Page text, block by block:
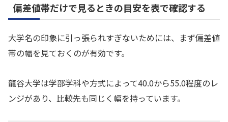
偏差値帯だけで見るときの目安を表で確認する
大学名の印象に引っ張られすぎないためには、まず偏差値
帯の幅を見ておくのが有効です。
龍谷大学は学部学科や方式によって40.0から55.0程度のレ
ンジがあり、比較先も同じく幅を持っています。